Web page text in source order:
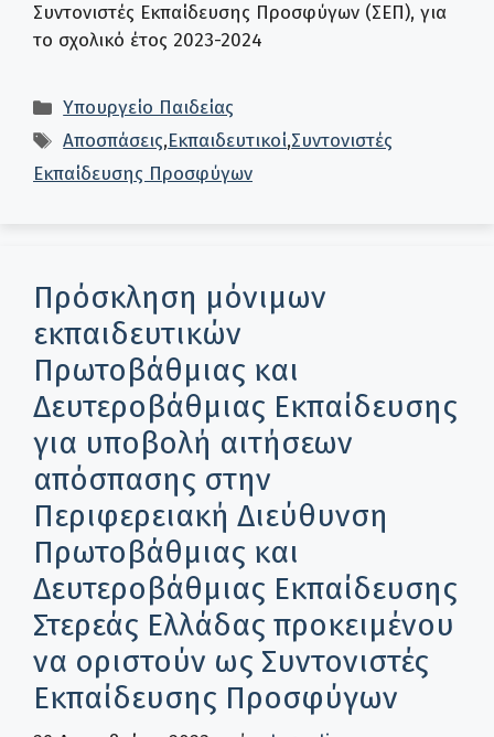
Συντονιστές Εκπαίδευσης Προσφύγων (ΣΕΠ), για
το σχολικό έτος 2023-2024
Κατηγορίες
Υπουργείο Παιδείας
Ετικέτες
Αποσπάσεις,Εκπαιδευτικοί,Συντονιστές
Εκπαίδευσης Προσφύγων
Πρόσκληση μόνιμων
εκπαιδευτικών
Πρωτοβάθμιας και
Δευτεροβάθμιας Εκπαίδευσης
για υποβολή αιτήσεων
απόσπασης στην
Περιφερειακή Διεύθυνση
Πρωτοβάθμιας και
Δευτεροβάθμιας Εκπαίδευσης
Στερεάς Ελλάδας προκειμένου
να οριστούν ως Συντονιστές
Εκπαίδευσης Προσφύγων